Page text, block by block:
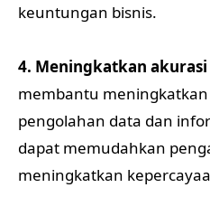
keuntungan bisnis.
4. Meningkatkan akurasi
membantu
pengolahan data dan
dapat memudahkan
meningkatkan